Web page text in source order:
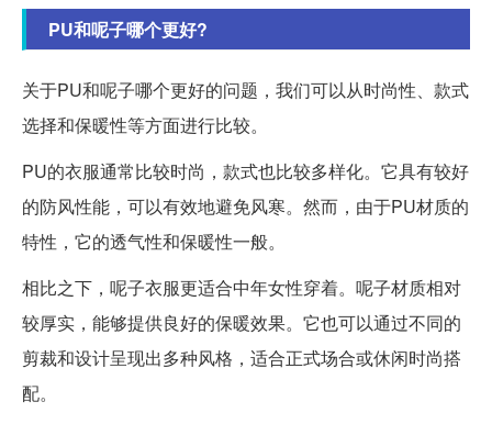
PU和呢子哪个更好?
关于PU和呢子哪个更好的问题，我们可以从时尚性、款式
选择和保暖性等方面进行比较。
PU的衣服通常比较时尚，款式也比较多样化。它具有较好
的防风性能，可以有效地避免风寒。然而，由于PU材质的
特性，它的透气性和保暖性一般。
相比之下，呢子衣服更适合中年女性穿着。呢子材质相对
较厚实，能够提供良好的保暖效果。它也可以通过不同的
剪裁和设计呈现出多种风格，适合正式场合或休闲时尚搭
配。